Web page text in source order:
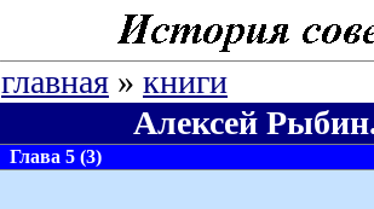
главная » книги
Алексей
Глава 5 (3)